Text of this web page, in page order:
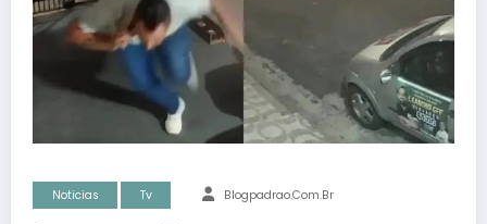
Noticias Tv Blogpadrao.com.br